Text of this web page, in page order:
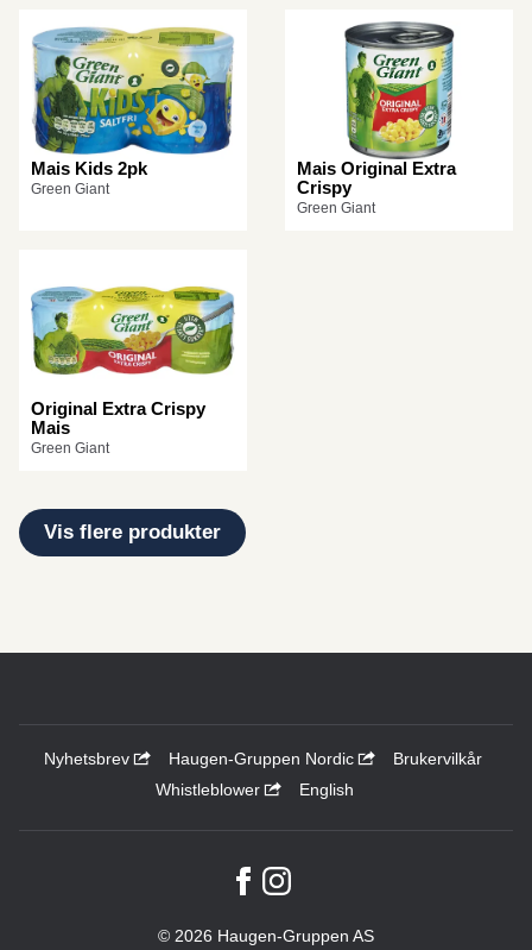
Mais Kids 2pk
Green Giant
Mais Original Extra
Crispy
Green Giant
Original Extra Crispy
Mais
Green Giant
Vis flere produkter
Nyhetsbrev Haugen-Gruppen Nordic
Brukervilkår
Whistleblower
English
© 2026 Haugen-Gruppen AS